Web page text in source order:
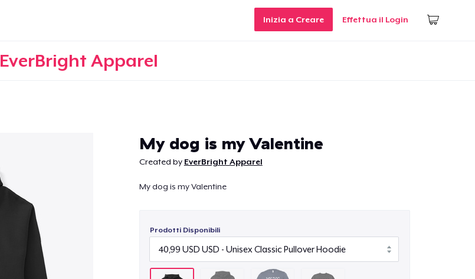
Inizia a Creare Effettua il Login
EverBright Apparel
My dog ​​is my Valentine
Created by EverBright Apparel
My dog ​​is my Valentine
Prodotti Disponibili